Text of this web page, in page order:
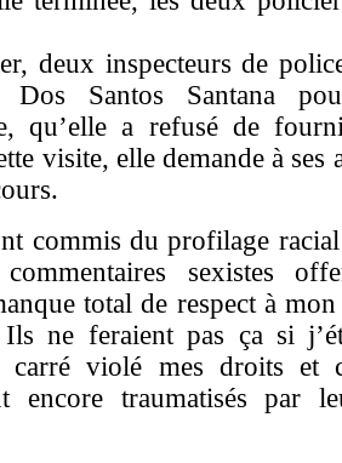
deux inspecteurs de
Santos Santana
qu’elle a refusé de
visite, elle demande à ses
commis du profilage
sexistes
total de respect à
ne feraient pas ça si
carré violé mes droits et
encore traumatisés par